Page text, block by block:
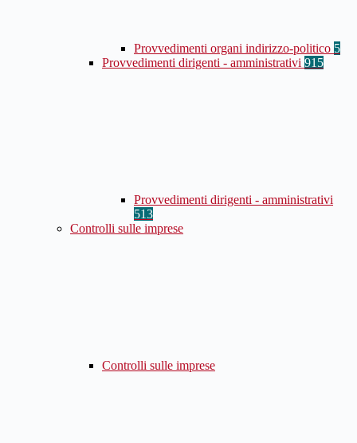
Provvedimenti organi indirizzo-politico 5
Provvedimenti dirigenti - amministrativi 915
Provvedimenti dirigenti - amministrativi
513
Controlli sulle imprese
Controlli sulle imprese